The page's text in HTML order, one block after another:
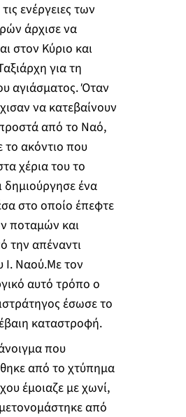
ενέργειες των
άρχισε να
στον Κύριο και
για τη
αγιάσματος. Όταν
να κατεβαίνουν
από το Ναό,
το ακόντιο που
χέρια του το
δημιούργησε ένα
στο οποίο έπεφτε
ποταμών και
την απέναντι
Ι. Ναού.Με τον
αυτό τρόπο ο
έσωσε το
καταστροφή.
που
από το χτύπημα
έμοιαζε με χωνί,
από